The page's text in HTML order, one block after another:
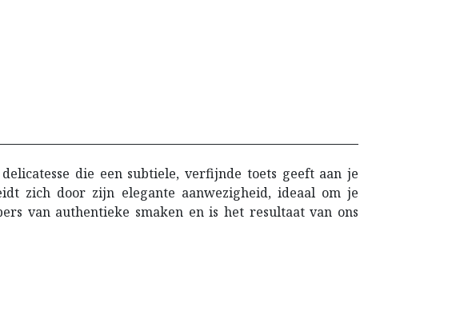
die een subtiele, verfijnde toets geeft aan je
zich door zijn elegante aanwezigheid, ideaal om je
van authentieke smaken en is het resultaat van ons